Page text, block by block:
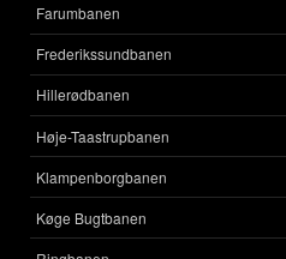
Farumbanen
Frederikssundbanen
Hillerødbanen
Høje-Taastrupbanen
Klampenborgbanen
Køge Bugtbanen